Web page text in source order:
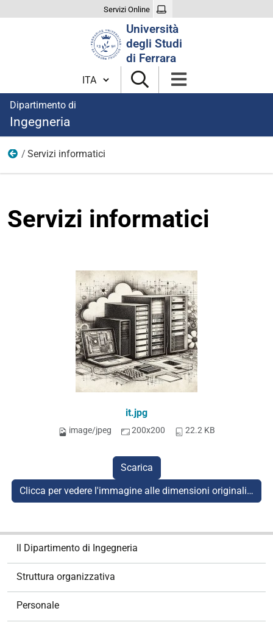
Servizi Online
Università
degli Studi
di Ferrara
Cambia lingua
Dipartimento di
Ingegneria
Immagini
Servizi informatici
Servizi informatici
it.jpg
image/jpeg 200x200 22.2 KB
Scarica
Clicca per vedere l'immagine alle dimensioni originali…
Il Dipartimento di Ingegneria
Struttura organizzativa
Personale